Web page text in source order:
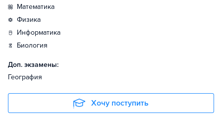
математика
физика
информатика
биология
Доп. экзамены:
География
Хочу поступить